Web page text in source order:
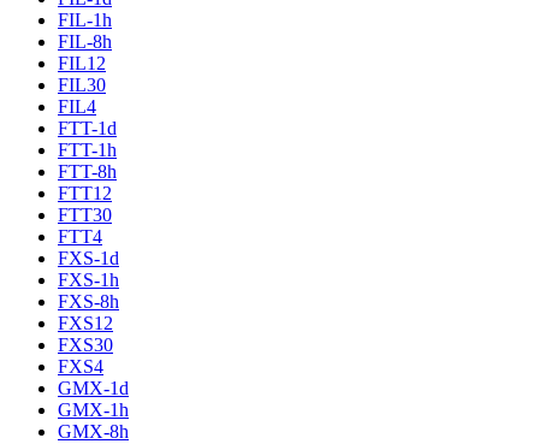
FIL-1h
FIL-8h
FIL12
FIL30
FIL4
FTT-1d
FTT-1h
FTT-8h
FTT12
FTT30
FTT4
FXS-1d
FXS-1h
FXS-8h
FXS12
FXS30
FXS4
GMX-1d
GMX-1h
GMX-8h